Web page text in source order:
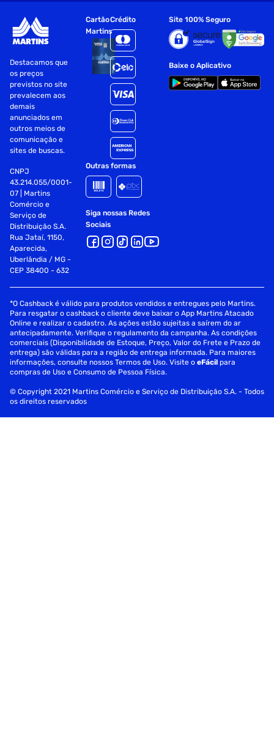
Destacamos que
os preços
previstos no site
prevalecem aos
demais
anunciados em
outros meios de
comunicação e
sites de buscas.
CNPJ
43.214.055/0001-
07 | Martins
Comércio e
Serviço de
Distribuição S.A.
Rua Jataí, 1150,
Aparecida,
Uberlândia / MG -
CEP 38400 - 632
Cartão
Martins
Crédito
Outras formas
Siga nossas Redes
Sociais
Site 100% Seguro
Baixe o Aplicativo
*O Cashback é válido para produtos vendidos e entregues pelo Martins.
Para resgatar o cashback o cliente deve baixar o App Martins Atacado
Online e realizar o cadastro. As ações estão sujeitas a saírem do ar
antecipadamente. Verifique o regulamento da campanha. As condições
comerciais (Disponibilidade de Estoque, Preço, Valor do Frete e Prazo de
entrega) são válidas para a região de entrega informada. Para maiores
informações, consulte nossos Termos de Uso. Visite oeFácil para
compras de Uso e Consumo de Pessoa Física.
© Copyright 2021 Martins Comércio e Serviço de Distribuição S.A. - Todos
os direitos reservados